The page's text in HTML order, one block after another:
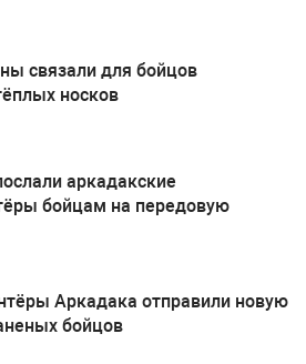
связали для бойцов
носков
аркадакские
бойцам на передовую
Аркадака отправили новую
бойцов